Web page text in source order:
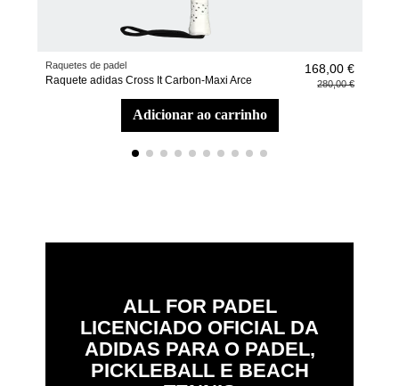
Raquetes de padel
Raquete adidas Cross It Carbon-Maxi Arce
168,00 €
280,00 €
adicionar ao carrinho
ALL FOR PADEL
LICENCIADO OFICIAL DA
ADIDAS PARA O PADEL,
PICKLEBALL E BEACH